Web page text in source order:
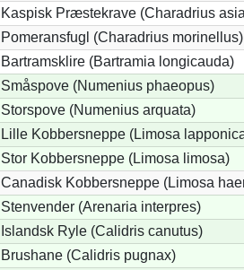
Kaspisk Præstekrave (Charadrius
Pomeransfugl (Charadrius morinellus)
Bartramsklire (Bartramia longicauda)
Småspove (Numenius phaeopus)
Storspove (Numenius arquata)
Lille Kobbersneppe (Limosa
Stor Kobbersneppe (Limosa limosa)
Canadisk Kobbersneppe (Limosa
Stenvender (Arenaria interpres)
Islandsk Ryle (Calidris canutus)
Brushane (Calidris pugnax)